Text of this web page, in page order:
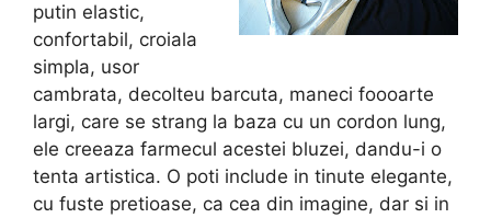
putin elastic,
confortabil, croiala
simpla, usor
cambrata, decolteu barcuta, maneci foooarte
largi, care se strang la baza cu un cordon lung,
ele creeaza farmecul acestei bluzei, dandu-i o
tenta artistica. O poti include in tinute elegante,
cu fuste pretioase, ca cea din imagine, dar si in